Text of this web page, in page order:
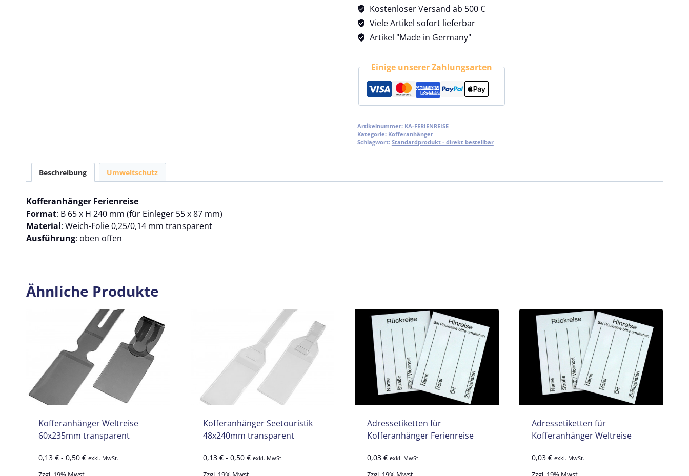
Kostenloser Versand ab 500 €
Viele Artikel sofort lieferbar
Artikel "Made in Germany"
Einige unserer Zahlungsarten
Artikelnummer: KA-FERIENREISE
Kategorie: Kofferanhänger
Schlagwort: Standardprodukt - direkt bestellbar
Beschreibung Umweltschutz
Kofferanhänger Ferienreise
Format: B 65 x H 240 mm (für Einleger 55 x 87 mm)
Material: Weich-Folie 0,25/0,14 mm transparent
Ausführung: oben offen
Ähnliche Produkte
Kofferanhänger Weltreise
60x235mm transparent
0,13 € - 0,50 € exkl. MwSt.
Kofferanhänger Seetouristik
48x240mm transparent
0,13 €- 0,50 € exkl. MwSt.
Adressetiketten für
Kofferanhänger Ferienreise
0,03 € exkl. MwSt.
Adressetiketten für
Kofferanhänger Weltreise
0,03 € exkl. MwSt.